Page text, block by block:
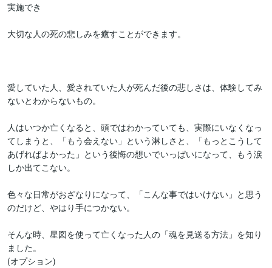
実施でき
大切な人の死の悲しみを癒すことができます。
愛していた人、愛されていた人が死んだ後の悲しさは、体験してみ
ないとわからないもの。
人はいつか亡くなると、頭ではわかっていても、実際にいなくなっ
てしまうと、「もう会えない」という淋しさと、「もっとこうして
あげればよかった」という後悔の想いでいっぱいになって、もう涙
しか出てこない。
色々な日常がおざなりになって、「こんな事ではいけない」と思う
のだけど、やはり手につかない。
そんな時、星図を使って亡くなった人の「魂を見送る方法」を知り
ました。
(オプション)